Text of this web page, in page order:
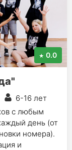
0.0
6-16 лет
с любым
день (от
номера).
и